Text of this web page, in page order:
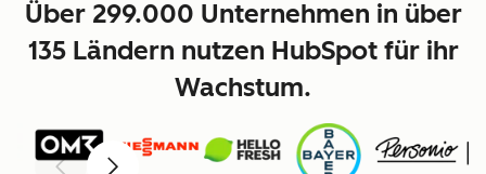
Über 299.000 Unternehmen in über
135 Ländern nutzen HubSpot für ihr
Wachstum.